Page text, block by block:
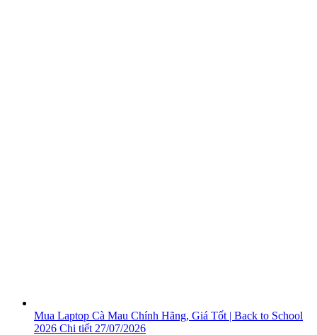
Mua Laptop Cà Mau Chính Hãng, Giá Tốt | Back to School
2026 Chi tiết 27/07/2026